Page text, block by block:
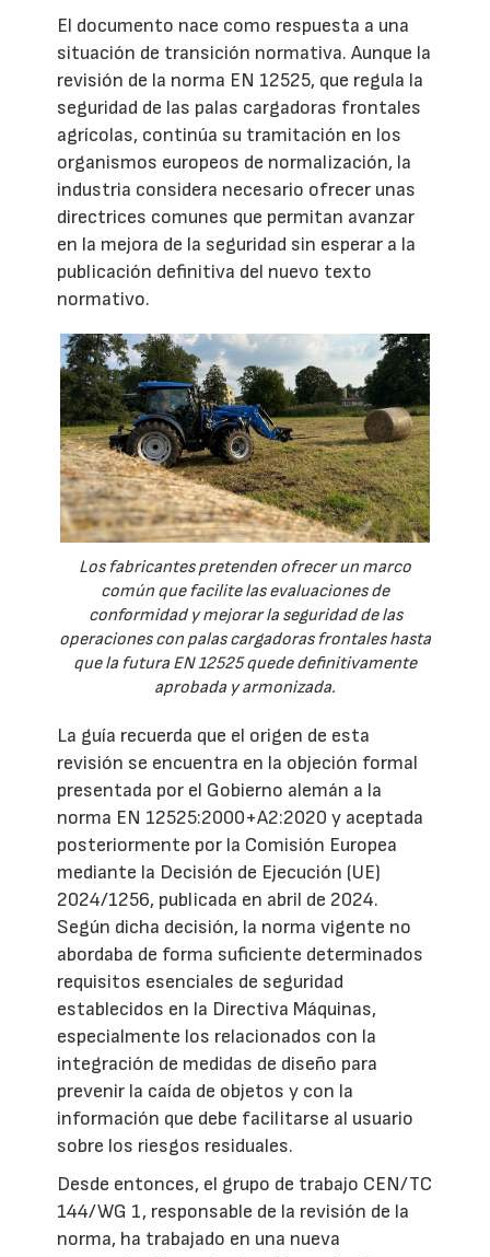
El documento nace como respuesta a una
situación de transición normativa. Aunque la
revisión de la norma EN 12525, que regula la
seguridad de las palas cargadoras frontales
agrícolas, continúa su tramitación en los
organismos europeos de normalización, la
industria considera necesario ofrecer unas
directrices comunes que permitan avanzar
en la mejora de la seguridad sin esperar a la
publicación definitiva del nuevo texto
normativo.
Los fabricantes pretenden ofrecer un marco
común que facilite las evaluaciones de
conformidad y mejorar la seguridad de las
operaciones con palas cargadoras frontales hasta
que la futura EN 12525 quede definitivamente
aprobada y armonizada.
La guía recuerda que el origen de esta
revisión se encuentra en la objeción formal
presentada por el Gobierno alemán a la
norma EN 12525:2000+A2:2020 y aceptada
posteriormente por la Comisión Europea
mediante la Decisión de Ejecución (UE)
2024/1256, publicada en abril de 2024.
Según dicha decisión, la norma vigente no
abordaba de forma suficiente determinados
requisitos esenciales de seguridad
establecidos en la Directiva Máquinas,
especialmente los relacionados con la
integración de medidas de diseño para
prevenir la caída de objetos y con la
información que debe facilitarse al usuario
sobre los riesgos residuales.
Desde entonces, el grupo de trabajo CEN/TC
144/WG 1, responsable de la revisión de la
norma, ha trabajado en una nueva